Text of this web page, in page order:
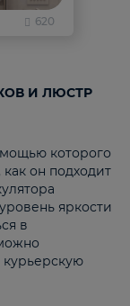
620
И ЛЮСТР
которого
он подходит
яркости
в